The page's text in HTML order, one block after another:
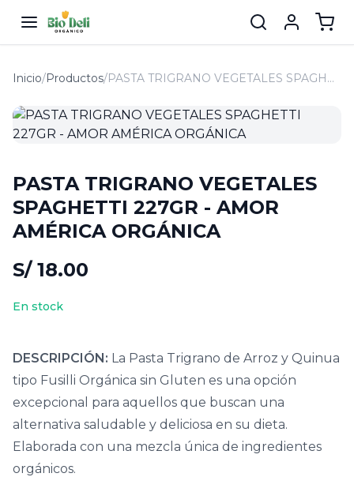
Inicio/Productos/ PASTA TRIGRANO VEGETALES SPAGHETTI 227GR - AMOR AMÉRICA ORGÁNICA
PASTA TRIGRANO VEGETALES
SPAGHETTI 227GR - AMOR
AMÉRICA ORGÁNICA
S/ 18.00
En stock
DESCRIPCIÓN: La Pasta Trigrano de Arroz y Quinua
tipo Fusilli Orgánica sin Gluten es una opción
excepcional para aquellos que buscan una
alternativa saludable y deliciosa en su dieta.
Elaborada con una mezcla única de ingredientes
orgánicos.